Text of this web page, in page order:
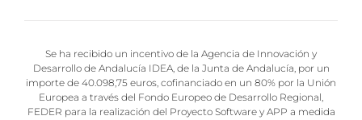
Se ha recibido un incentivo de la Agencia de Innovación y
Desarrollo de Andalucía IDEA, de la Junta de Andalucía, por un
importe de 40.098,75 euros, cofinanciado en un 80% por la Unión
Europea a través del Fondo Europeo de Desarrollo Regional,
FEDER para la realización del Proyecto Software y APP a medida